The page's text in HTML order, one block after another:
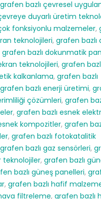
grafen bazlı çevresel
duyarlı üretim
fonksiyonlu malzemeler,
teknolojileri, grafen bazlı
grafen bazlı dokunmatik
teknolojileri, grafen
kalkanlama, grafen bazlı
grafen bazlı enerji üretimi,
çözümleri, grafen
, grafen bazlı esnek
kompozitler, grafen
, grafen bazlı fotokatalitik
grafen bazlı gaz sensörleri,
teknolojiler, grafen bazlı
bazlı güneş panelleri,
, grafen bazlı hafif
filtreleme, grafen bazlı